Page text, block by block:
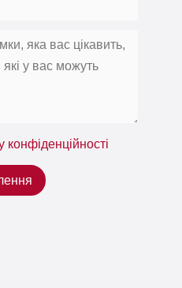
конфіденційності